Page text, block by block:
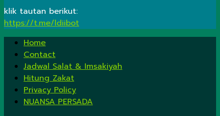
klik tautan berikut:
https://t.me/ldiibot
Home
Contact
Jadwal Salat & Imsakiyah
Hitung Zakat
Privacy Policy
NUANSA PERSADA